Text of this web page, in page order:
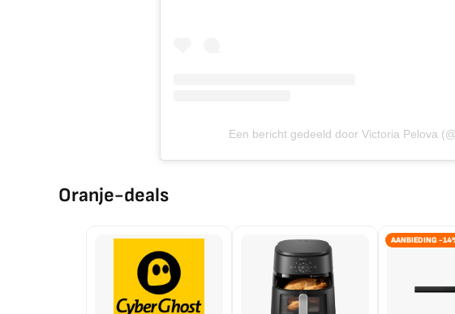
Een bericht gedeeld door Victoria Pelova
Oranje-deals
AANBIEDING -